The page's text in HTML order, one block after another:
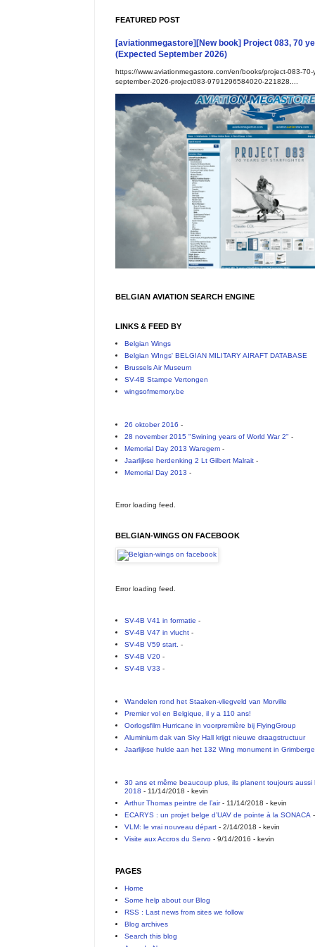
FEATURED POST
[aviationmegastore][New book] Project 083, 70
(Expected September 2026)
https://www.aviationmegastore.com/en/books/project-083-
september-2026-project083-9791296584020-221828....
BELGIAN AVIATION SEARCH ENGINE
LINKS & FEED BY
Belgian Wings
Belgian WIngs' BELGIAN MILITARY AIRAFT DATABASE
Brussels Air Museum
SV-4B Stampe Vertongen
wingsofmemory.be
26 oktober 2016 -
28 november 2015 "Swining years of World War 2" -
Memorial Day 2013 Waregem-
Jaarlijkse herdenking 2 Lt Gilbert Malrait-
Memorial Day 2013 -
Error loading feed.
BELGIAN-WINGS ON FACEBOOK
Error loading feed.
SV-4B V41 in formatie -
SV-4B V47 in vlucht-
SV-4B V59 start. -
SV-4B V20-
SV-4B V33 -
Wandelen rond het Staaken-vliegveld van Morville
Premier vol en Belgique, il y a 110 ans!
Oorlogsfilm Hurricane in voorpremière bij FlyingGroup
Aluminium dak van Sky Hall krijgt nieuwe draagstructuur
Jaarlijkse hulde aan het 132 Wing monument in
30 ans et même beaucoup plus, ils planent toujours
2018 - 11/14/2018 - kevin
Arthur Thomas peintre de l’air- 11/14/2018 - kevin
ECARYS : un projet belge d’UAV de pointe à la SONACA
VLM: le vrai nouveau départ- 2/14/2018 - kevin
Visite aux Accros du Servo- 9/14/2016 - kevin
PAGES
Home
Some help about our Blog
RSS : Last news from sites we follow
Blog archives
Search this blog